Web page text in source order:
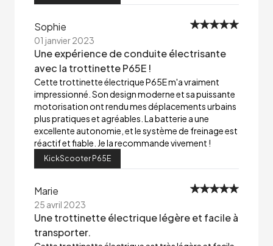
Sophie
01 janvier 2023
Une expérience de conduite électrisante
avec la trottinette P65E !
Cette trottinette électrique P65E m'a vraiment
impressionné. Son design moderne et sa puissante
motorisation ont rendu mes déplacements urbains
plus pratiques et agréables. La batterie a une
excellente autonomie, et le système de freinage est
réactif et fiable. Je la recommande vivement !
KickScooter P65E
Marie
25 avril 2023
Une trottinette électrique légère et facile à
transporter.